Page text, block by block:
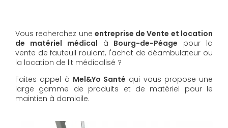
Vous recherchez une entreprise de Vente et location
de matériel médical à Bourg-de-Péage pour la
vente de fauteuil roulant, l'achat de déambulateur ou
la location de lit médicalisé ?
Faites appel à Mel&Yo Santé qui vous propose une
large gamme de produits et de matériel pour le
maintien à domicile.